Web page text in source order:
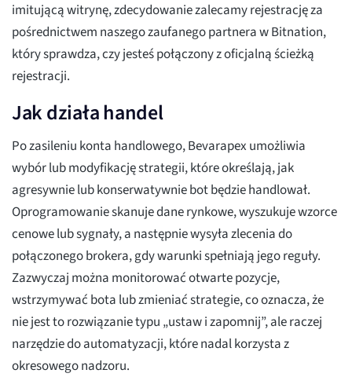
imitującą witrynę, zdecydowanie zalecamy rejestrację za
pośrednictwem naszego zaufanego partnera w Bitnation,
który sprawdza, czy jesteś połączony z oficjalną ścieżką
rejestracji.
Jak działa handel
Po zasileniu konta handlowego, Bevarapex umożliwia
wybór lub modyfikację strategii, które określają, jak
agresywnie lub konserwatywnie bot będzie handlował.
Oprogramowanie skanuje dane rynkowe, wyszukuje wzorce
cenowe lub sygnały, a następnie wysyła zlecenia do
połączonego brokera, gdy warunki spełniają jego reguły.
Zazwyczaj można monitorować otwarte pozycje,
wstrzymywać bota lub zmieniać strategie, co oznacza, że
nie jest to rozwiązanie typu „ustaw i zapomnij”, ale raczej
narzędzie do automatyzacji, które nadal korzysta z
okresowego nadzoru.